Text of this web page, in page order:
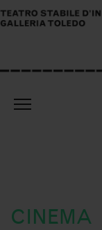
CINEMA